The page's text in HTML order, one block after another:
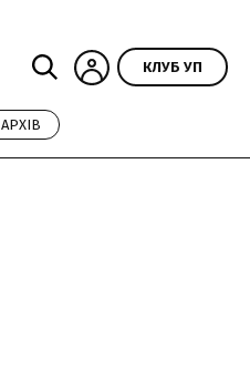
КЛУБ УП
АРХІВ